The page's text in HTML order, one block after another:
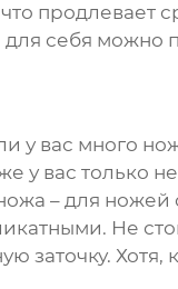
продлевает
себя можно
у вас много
у вас только
– для ножей
Не
заточку. Хотя,